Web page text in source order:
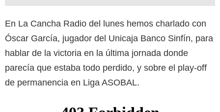
En La Cancha Radio del lunes hemos charlado con
Óscar García, jugador del Unicaja Banco Sinfín, para
hablar de la victoria en la última jornada donde
parecía que estaba todo perdido, y sobre el play-off
de permanencia en Liga ASOBAL.